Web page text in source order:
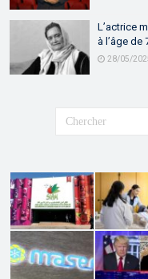
L’actrice
à l’âge de
28/05/